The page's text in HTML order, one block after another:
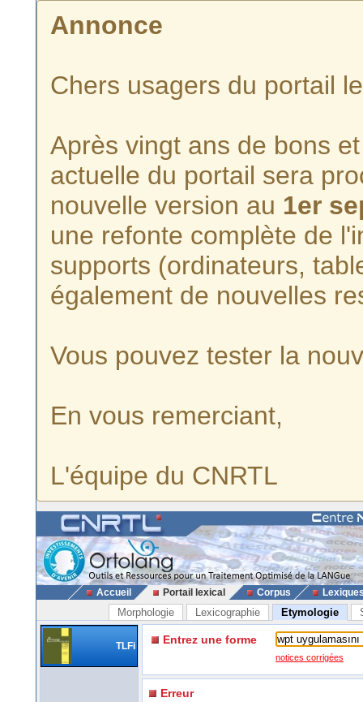
Annonce
Chers usagers du portail
Après vingt ans de bons
actuelle du portail sera
nouvelle version au 1er
une refonte complète de
supports (ordinateurs,
également de nouvelles
Vous pouvez tester la
En vous remerciant,
L'équipe du CNRTL
Accueil Portail lexical Corpus
Morphologie Lexicographie Etymologie
TLFi Entrez une forme
notices corrigées
Erreur